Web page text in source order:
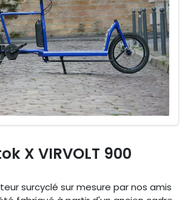
X VIRVOLT 900
surcyclé sur mesure par nos amis